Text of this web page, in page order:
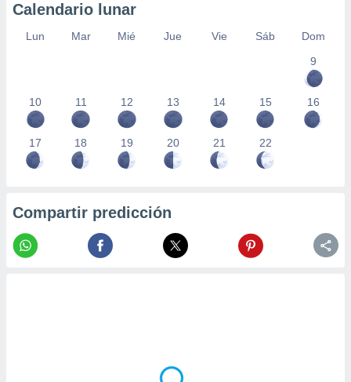
Calendario lunar
Lun Mar Mié Jue Vie Sáb
Dom
9
10 11 12 13 14 15 16
17 18 19 20 21 22
Compartir predicción